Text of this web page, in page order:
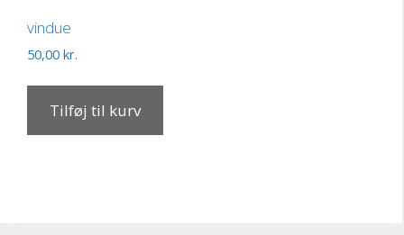
vindue
50,00 kr.
Tilføj til kurv